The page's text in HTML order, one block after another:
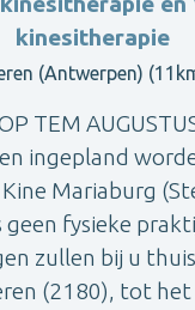
kinesitherapie
(Antwerpen)
TEM
ingepland
Mariaburg
geen fysieke
zullen bij u
(2180), tot